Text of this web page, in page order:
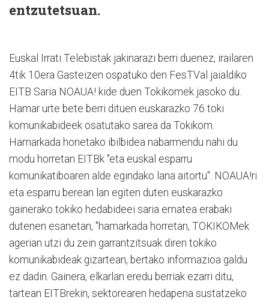
entzutetsuan.
Euskal Irrati Telebistak jakinarazi berri duenez, irailaren
4tik 10era Gasteizen ospatuko den FesTVal jaialdiko
EITB Saria NOAUA! kide duen Tokikomek jasoko du.
Hamar urte bete berri dituen euskarazko 76 toki
komunikabideek osatutako sarea da Tokikom.
Hamarkada honetako ibilbidea nabarmendu nahi du
modu horretan EITBk "eta euskal esparru
komunikatiboaren alde egindako lana aitortu". NOAUA!ri
eta esparru berean lan egiten duten euskarazko
gainerako tokiko hedabideei saria ematea erabaki
dutenen esanetan, "hamarkada horretan, TOKIKOMek
agerian utzi du zein garrantzitsuak diren tokiko
komunikabideak gizartean, bertako informazioa galdu
ez dadin. Gainera, elkarlan eredu berriak ezarri ditu,
tartean EITBrekin, sektorearen hedapena sustatzeko